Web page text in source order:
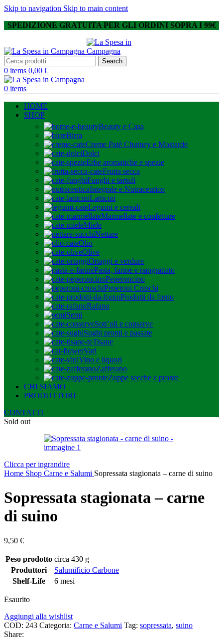
Skip to navigation Skip to main content
SPEDIZIONE GRATUITA PER GLI ORDINI SOPRA I 99€
Search
0 items 0,00 €
0 items
HOME
SHOP
Beauty e Casa
Birra
Creme Patè Chutney e Mostarde
Dolci
Erbe aromatiche e spezie
Frutta secca
Funghi e tartufi
Integrale e Nutraceutico
Latticini
Legumi e cereali
Marmellate e confetture
Miele
Nettare
Olio
Olive
Ortaggi e verdure
Pasta, farine e pangrattato
Peperoncino
Peperoni Cruschi
Prodotti da forno
Rafano
Semi
Sott’oli e conserve
Sughi pronti e passate
Tisane
Vari
Vino e liquori
Zafferano
Zuppe secche e pronte
CHI SIAMO
PRODUTTORI
CONTATTI
Sold out
Clicca per ingrandire
Home Shop Carne e Salumi Sopressata stagionata – carne di suino
Sopressata stagionata – carne
di suino
9,50 €
Peso prodotto circa 430 g
Produttori
Salumificio Carbone
Shelf-Life
6 mesi
Esaurito
Aggiungi alla wishlist
COD: 243 Categoria: Carne e Salumi Tag: sopressata, suino
Share: